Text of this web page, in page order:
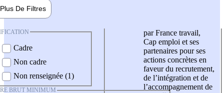
Plus De Filtres
Cadre
Non cadre
Non renseignée (1)
BRUT MINIMUM
par France travail,
Cap emploi et ses
partenaires pour ses
actions concrètes en
faveur du recrutement,
de l’intégration et de
l’accompagnement de